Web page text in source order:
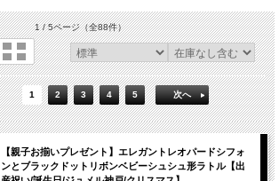
1 / 5ページ（全88件）
1 2 3 4 5 次へ
【親子お揃いプレゼント】エレガントレオパードシフォ
ンとブラックドットリボンベビーシュシュ形ラトル【出